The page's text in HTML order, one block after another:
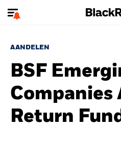
AANDELEN
BSF
Companies
Return Fund